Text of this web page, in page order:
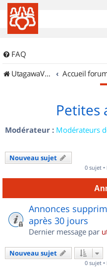
FAQ
UtagawaVTT (Randos VTT et VTTAE avec traces GPS)
Accueil
Petites
Modérateur : Modérateurs
Nouveau sujet
0 sujet •
Annonces
après 30 jours
Dernier message par
Nouveau sujet
0 sujet •